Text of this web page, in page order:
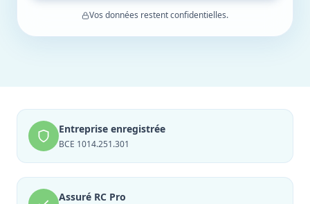
Vos données restent confidentielles.
Entreprise enregistrée
BCE 1014.251.301
Assuré RC Pro